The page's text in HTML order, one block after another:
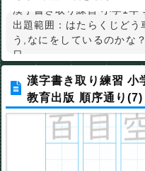
漢字書き取り練習 小学1年
出題範囲：はたらくじどう
う,なにをしているのかな
日
漢字書き取り練習 小
教育出版 順序通り(7)